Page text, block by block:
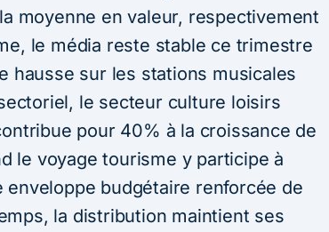
moyenne en valeur, respectivement
le média reste stable ce trimestre
hausse sur les stations musicales
le secteur culture loisirs
pour 40% à la croissance de
le voyage tourisme y participe à
enveloppe budgétaire renforcée de
la distribution maintient ses